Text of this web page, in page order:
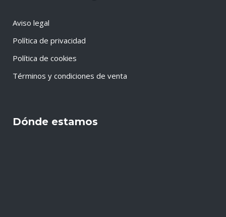
Aviso legal
Política de privacidad
Política de cookies
Términos y condiciones de venta
Dónde estamos